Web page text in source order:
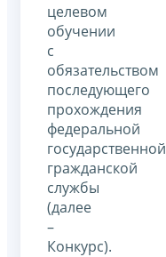
целевом
обучении
с
обязательством
последующего
прохождения
федеральной
государственной
гражданской
службы
(далее
–
Конкурс).